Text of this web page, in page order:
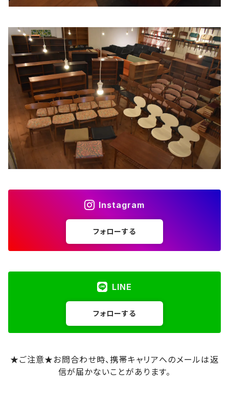
Instagram
フォローする
LINE
フォローする
★ご注意★お問合わせ時、携帯キャリアへのメールは返
信が届かないことがあります。